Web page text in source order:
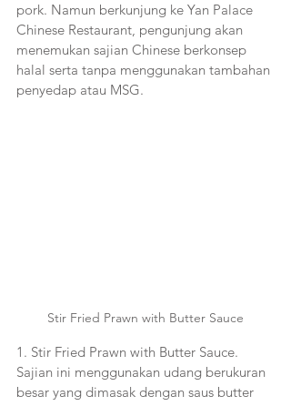
pork. Namun berkunjung ke Yan Palace
Chinese Restaurant, pengunjung akan
menemukan sajian Chinese berkonsep
halal serta tanpa menggunakan tambahan
penyedap atau MSG.
Stir Fried Prawn with Butter Sauce
1. Stir Fried Prawn with Butter Sauce.
Sajian ini menggunakan udang berukuran
besar yang dimasak dengan saus butter